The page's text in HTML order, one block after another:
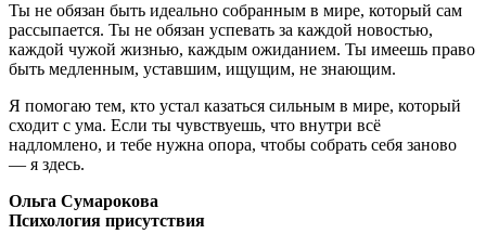
Ты не обязан быть идеально собранным в мире, который сам
рассыпается. Ты не обязан успевать за каждой новостью,
каждой чужой жизнью, каждым ожиданием. Ты имеешь право
быть медленным, уставшим, ищущим, не знающим.
Я помогаю тем, кто устал казаться сильным в мире, который
сходит с ума. Если ты чувствуешь, что внутри всё
надломлено, и тебе нужна опора, чтобы собрать себя заново
— я здесь.
Ольга Сумарокова
Психология присутствия